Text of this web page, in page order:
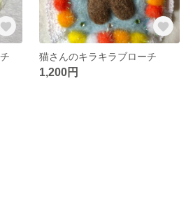
猫さんのキラキラブローチ
1,200円